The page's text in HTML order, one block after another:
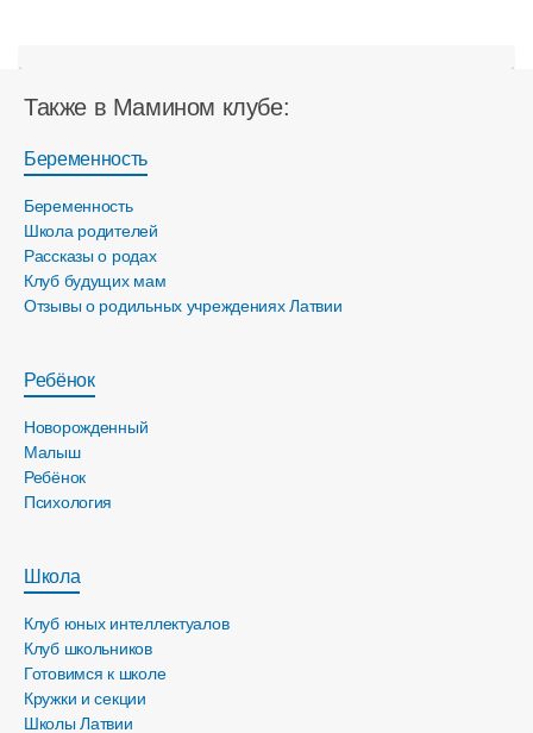
Также в Мамином клубе:
Беременность
Беременность
Школа родителей
Рассказы о родах
Клуб будущих мам
Отзывы о родильных учреждениях Латвии
Ребёнок
Новорожденный
Малыш
Ребёнок
Психология
Школа
Клуб юных интеллектуалов
Клуб школьников
Готовимся к школе
Кружки и секции
Школы Латвии